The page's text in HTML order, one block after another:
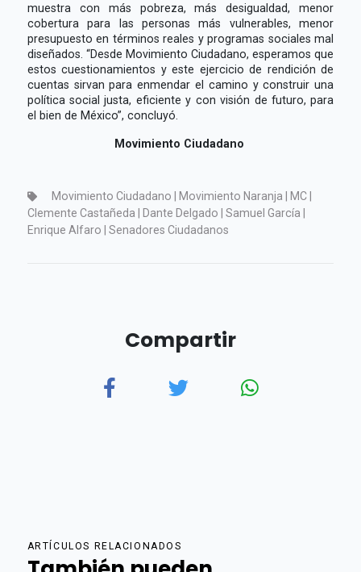
muestra con más pobreza, más desigualdad, menor
cobertura para las personas más vulnerables, menor
presupuesto en términos reales y programas sociales mal
diseñados. “Desde Movimiento Ciudadano, esperamos que
estos cuestionamientos y este ejercicio de rendición de
cuentas sirvan para enmendar el camino y construir una
política social justa, eficiente y con visión de futuro, para
el bien de México”, concluyó.
Movimiento Ciudadano
Movimiento Ciudadano | Movimiento Naranja | MC |
Clemente Castañeda | Dante Delgado | Samuel García |
Enrique Alfaro | Senadores Ciudadanos
Compartir
ARTÍCULOS RELACIONADOS